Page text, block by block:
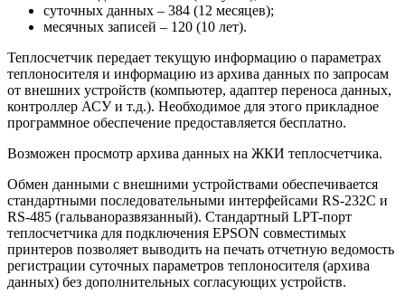
суточных данных – 384 (12 месяцев);
месячных записей – 120 (10 лет).
Теплосчетчик передает текущую информацию о параметрах
теплоносителя и информацию из архива данных по запросам
от внешних устройств (компьютер, адаптер переноса данных,
контроллер АСУ и т.д.). Необходимое для этого прикладное
программное обеспечение предоставляется бесплатно.
Возможен просмотр архива данных на ЖКИ теплосчетчика.
Обмен данными с внешними устройствами обеспечивается
стандартными последовательными интерфейсами RS-232С и
RS-485 (гальваноразвязанный). Стандартный LPT-порт
теплосчетчика для подключения EPSON совместимых
принтеров позволяет выводить на печать отчетную ведомость
регистрации суточных параметров теплоносителя (архива
данных) без дополнительных согласующих устройств.